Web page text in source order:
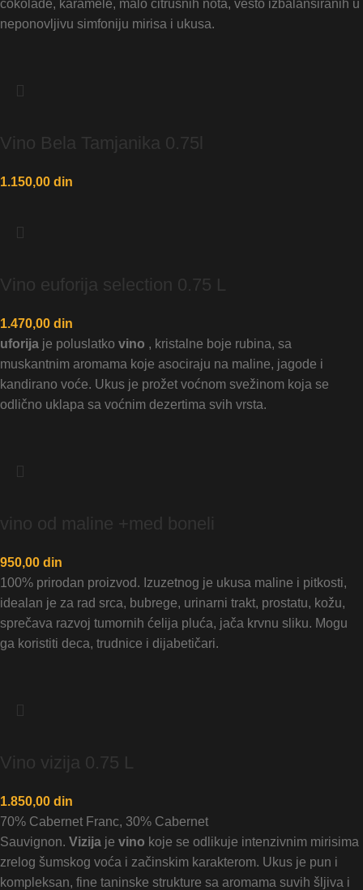
čokolade, karamele, malo citrusnih nota, vešto izbalansiranih u
neponovljivu simfoniju mirisa i ukusa.
Vino Bela Tamjanika 0.75l
1.150,00 din
Vino euforija selection 0.75 L
1.470,00 din
uforija je poluslatko vino , kristalne boje rubina, sa
muskantnim aromama koje asociraju na maline, jagode i
kandirano voće. Ukus je prožet voćnom svežinom koja se
odlično uklapa sa voćnim dezertima svih vrsta.
vino od maline +med boneli
950,00 din
100% prirodan proizvod. Izuzetnog je ukusa maline i pitkosti,
idealan je za rad srca, bubrege, urinarni trakt, prostatu, kožu,
sprečava razvoj tumornih ćelija pluća, jača krvnu sliku. Mogu
ga koristiti deca, trudnice i dijabetičari.
Vino vizija 0.75 L
1.850,00 din
70% Cabernet Franc, 30% Cabernet
Sauvignon. Vizija je vino koje se odlikuje intenzivnim mirisima
zrelog šumskog voća i začinskim karakterom. Ukus je pun i
kompleksan, fine taninske strukture sa aromama suvih šljiva i